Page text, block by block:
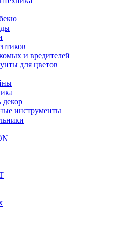
и вредителей
для цветов
декор
инструменты